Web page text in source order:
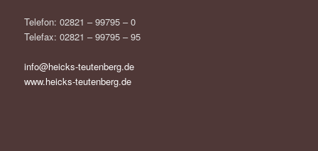
Telefon: 02821 – 99795 – 0
Telefax: 02821 – 99795 – 95
info@heicks-teutenberg.de
www.heicks-teutenberg.de